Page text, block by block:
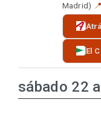
Madrid) 📍
El
sábado 22